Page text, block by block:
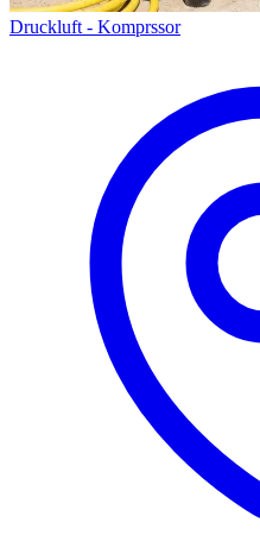
Druckluft - Komprssor